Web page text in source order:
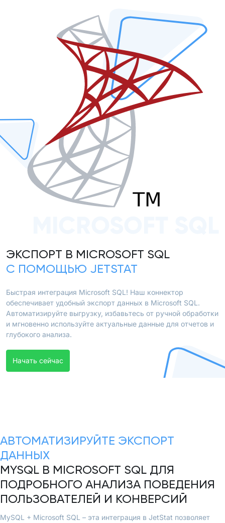
ЭКСПОРТ В MICROSOFT SQL
С ПОМОЩЬЮ JETSTAT
Быстрая интеграция Microsoft SQL! Наш коннектор
обеспечивает удобный экспорт данных в Microsoft SQL.
Автоматизируйте выгрузку, избавьтесь от ручной обработки
и мгновенно используйте актуальные данные для отчетов и
глубокого анализа.
Начать сейчас
АВТОМАТИЗИРУЙТЕ ЭКСПОРТ
ДАННЫХ
MYSQL В MICROSOFT SQL ДЛЯ
ПОДРОБНОГО АНАЛИЗА ПОВЕДЕНИЯ
ПОЛЬЗОВАТЕЛЕЙ И КОНВЕРСИЙ
MySQL + Microsoft SQL – эта интеграция в JetStat позволяет